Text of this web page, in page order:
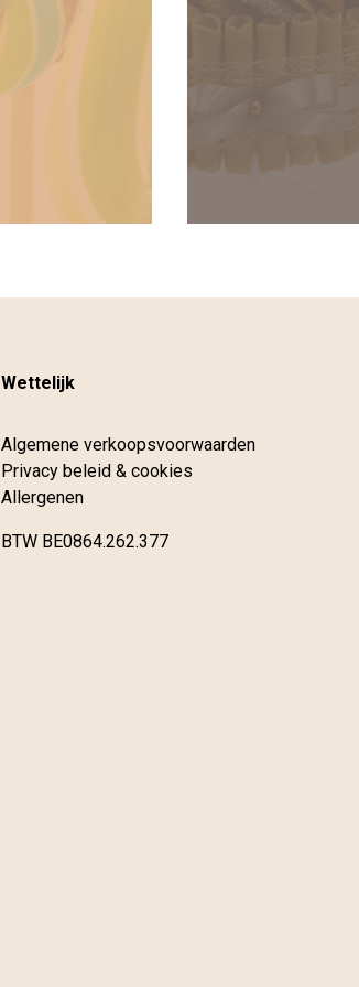
Wettelijk
Algemene verkoopsvoorwaarden
Privacy beleid & cookies
Allergenen
BTW BE0864.262.377